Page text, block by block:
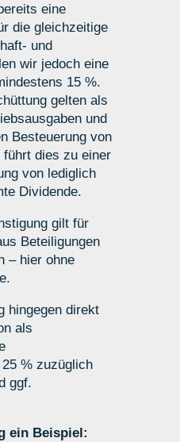
eine
die gleichzeitige
und
wir jedoch eine
15 %.
gelten als
und
Besteuerung von
dies zu einer
von lediglich
Dividende.
gilt für
Beteiligungen
– hier ohne
hingegen direkt
als
% zuzüglich
ggf.
ein Beispiel: